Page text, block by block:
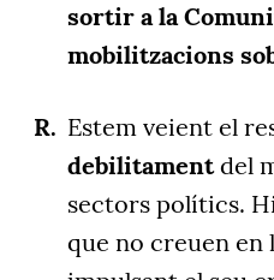
sortir a la
mobilitzacions
Estem veient el
debilitamentdel
sectors polítics.
que no creuen en